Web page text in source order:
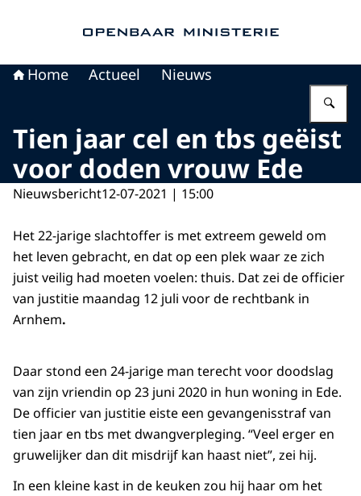
Home Actueel Nieuws
Tien jaar cel en tbs geëist
voor doden vrouw Ede
Nieuwsbericht12-07-2021 | 15:00
Het 22-jarige slachtoffer is met extreem geweld om
het leven gebracht, en dat op een plek waar ze zich
juist veilig had moeten voelen: thuis. Dat zei de officier
van justitie maandag 12 juli voor de rechtbank in
Arnhem.
Daar stond een 24-jarige man terecht voor doodslag
van zijn vriendin op 23 juni 2020 in hun woning in Ede.
De officier van justitie eiste een gevangenisstraf van
tien jaar en tbs met dwangverpleging. “Veel erger en
gruwelijker dan dit misdrijf kan haast niet”, zei hij.
In een kleine kast in de keuken zou hij haar om het